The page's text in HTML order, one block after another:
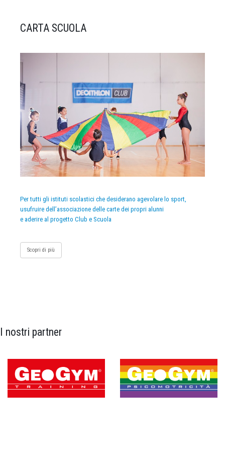
CARTA SCUOLA
Per tutti gli istituti scolastici che desiderano agevolare lo sport,
usufruire dell’associazione delle carte dei propri alunni
e aderire al progetto Club e Scuola
Scopri di più
I nostri partner